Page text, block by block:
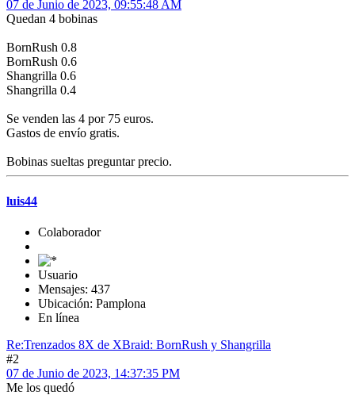
07 de Junio de 2023, 09:55:48 AM
Quedan 4 bobinas
BornRush 0.8
BornRush 0.6
Shangrilla 0.6
Shangrilla 0.4
Se venden las 4 por 75 euros.
Gastos de envío gratis.
Bobinas sueltas preguntar precio.
luis44
Colaborador
Usuario
Mensajes: 437
Ubicación: Pamplona
En línea
Re:Trenzados 8X de XBraid: BornRush y Shangrilla
#2
07 de Junio de 2023, 14:37:35 PM
Me los quedó